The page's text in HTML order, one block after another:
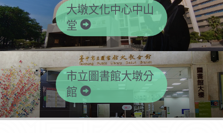
大墩文化中心中山
堂
市立圖書館大墩分
館